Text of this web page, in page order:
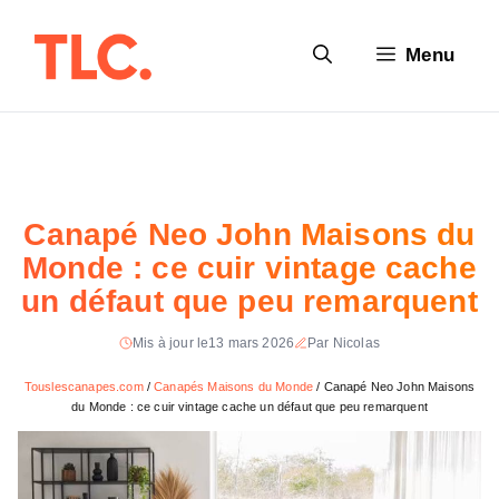
Menu
Canapé Neo John Maisons du
Monde : ce cuir vintage cache
un défaut que peu remarquent
Mis à jour le13 mars 2026 Par Nicolas
Touslescanapes.com/Canapés Maisons du Monde / Canapé Neo John Maisons
du Monde : ce cuir vintage cache un défaut que peu remarquent